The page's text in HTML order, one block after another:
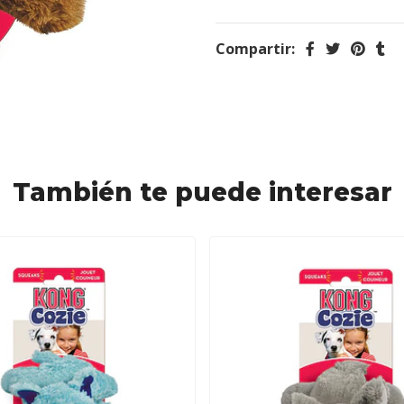
Compartir:
También te puede interesar